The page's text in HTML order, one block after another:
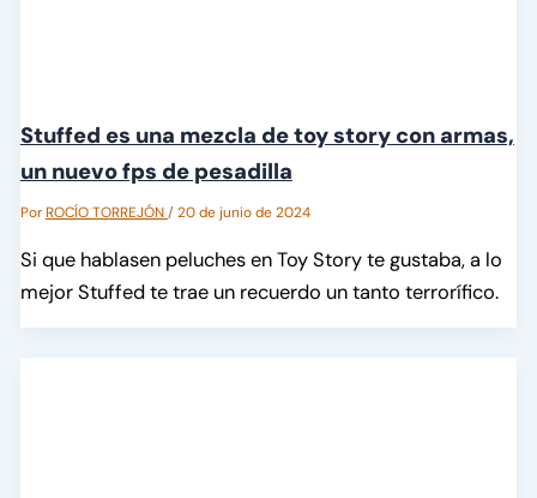
Stuffed es una mezcla de toy story con armas,
un nuevo fps de pesadilla
PorROCÍO TORREJÓN/20 de junio de 2024
Si que hablasen peluches en Toy Story te gustaba, a lo
mejor Stuffed te trae un recuerdo un tanto terrorífico.